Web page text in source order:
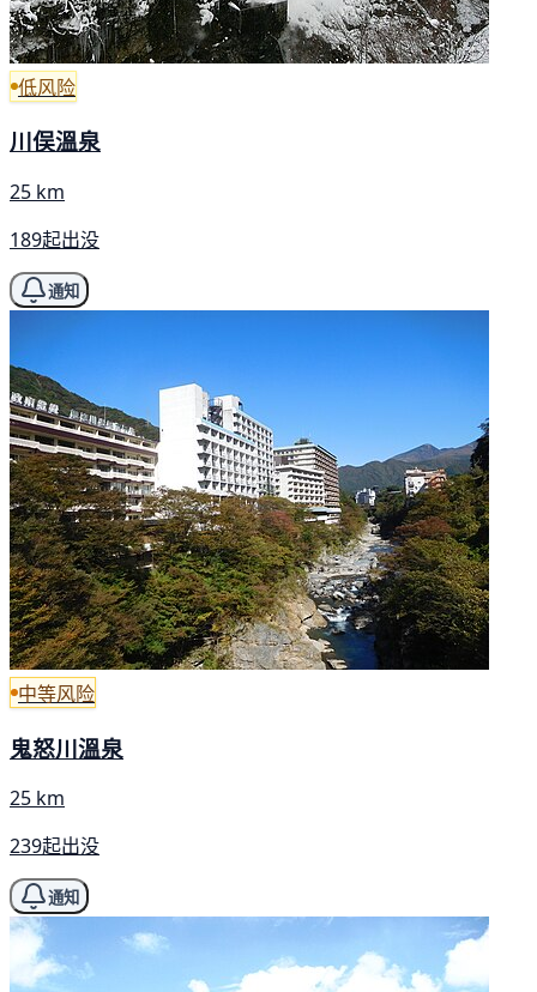
低风险
川俣溫泉
25 km
189起出没
通知
中等风险
鬼怒川溫泉
25 km
239起出没
通知